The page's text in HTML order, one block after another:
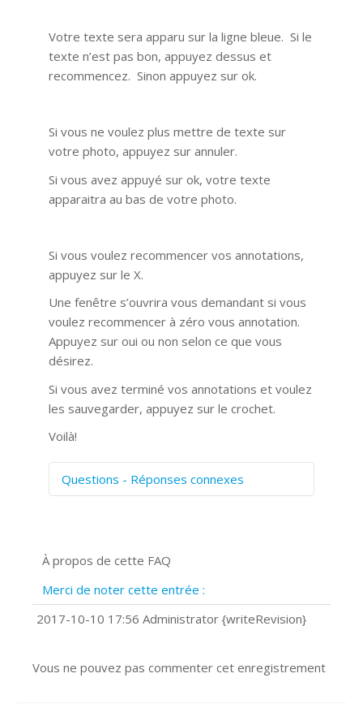
Votre texte sera apparu sur la ligne bleue. Si le
texte n’est pas bon, appuyez dessus et
recommencez. Sinon appuyez sur ok.
Si vous ne voulez plus mettre de texte sur
votre photo, appuyez sur annuler.
Si vous avez appuyé sur ok, votre texte
apparaitra au bas de votre photo.
Si vous voulez recommencer vos annotations,
appuyez sur le X.
Une fenêtre s’ouvrira vous demandant si vous
voulez recommencer à zéro vous annotation.
Appuyez sur oui ou non selon ce que vous
désirez.
Si vous avez terminé vos annotations et voulez
les sauvegarder, appuyez sur le crochet.
Voilà!
Questions - Réponses connexes
Prise de vue 360°
?
Comment installer Google Chrome ?
À propos de cette FAQ
Merci de noter cette entrée :
2017-10-10 17:56 Administrator {writeRevision}
Vous ne pouvez pas commenter cet enregistrement